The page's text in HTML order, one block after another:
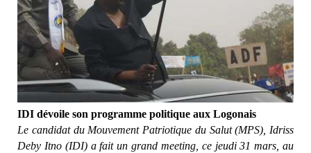
IDI dévoile son programme politique aux Logonais
Le candidat du Mouvement Patriotique du Salut (MPS), Idriss
Deby Itno (IDI) a fait un grand meeting, ce jeudi 31 mars, au